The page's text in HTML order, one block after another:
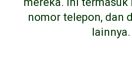
nomor telepon, dan
lainnya.